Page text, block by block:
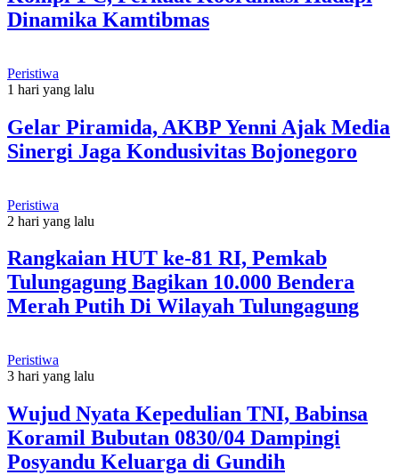
Dinamika Kamtibmas
Peristiwa
1 hari yang lalu
Gelar Piramida, AKBP Yenni Ajak Media
Sinergi Jaga Kondusivitas Bojonegoro
Peristiwa
2 hari yang lalu
Rangkaian HUT ke-81 RI, Pemkab
Tulungagung Bagikan 10.000 Bendera
Merah Putih Di Wilayah Tulungagung
Peristiwa
3 hari yang lalu
Wujud Nyata Kepedulian TNI, Babinsa
Koramil Bubutan 0830/04 Dampingi
Posyandu Keluarga di Gundih